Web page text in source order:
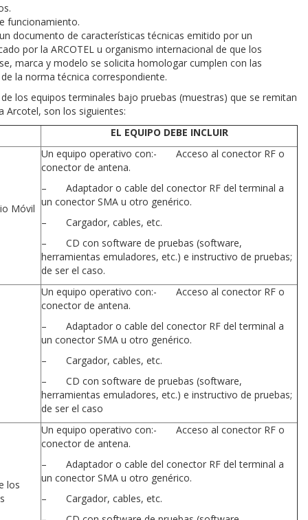
funcionamiento.
documento de características técnicas emitido por un
por la ARCOTEL u organismo internacional de que los
marca y modelo se solicita homologar cumplen con las
la norma técnica correspondiente.
los equipos terminales bajo pruebas (muestras) que se remitan
Arcotel, son los siguientes:
EL EQUIPO DEBE INCLUIR
Móvil
Un equipo operativo con:- Acceso al conector RF o
conector de antena.
– Adaptador o cable del conector RF del terminal a
un conector SMA u otro genérico.
– Cargador, cables, etc.
– CD con software de pruebas (software,
herramientas emuladores, etc.) e instructivo de pruebas;
de ser el caso.
Un equipo operativo con:- Acceso al conector RF o
conector de antena.
– Adaptador o cable del conector RF del terminal a
un conector SMA u otro genérico.
– Cargador, cables, etc.
– CD con software de pruebas (software,
herramientas emuladores, etc.) e instructivo de pruebas;
de ser el caso
los
Un equipo operativo con:- Acceso al conector RF o
conector de antena.
– Adaptador o cable del conector RF del terminal a
un conector SMA u otro genérico.
– Cargador, cables, etc.